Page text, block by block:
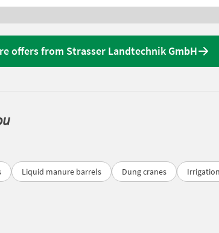
offers from Strasser Landtechnik GmbH
Liquid manure barrels Dung cranes